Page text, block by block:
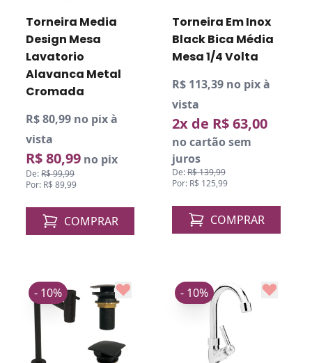
Torneira Media
Design Mesa
Lavatorio
Alavanca Metal
Cromada
R$ 80,99 no pix à
vista
R$ 80,99 no pix
De:R$ 99,99
Por: R$ 89,99
COMPRAR
Torneira Em Inox
Black Bica Média
Mesa 1/4 Volta
R$ 113,39 no pix à
vista
2x de R$ 63,00
no cartão sem
juros
De:R$ 139,99
Por: R$ 125,99
COMPRAR
- 10% - 10%